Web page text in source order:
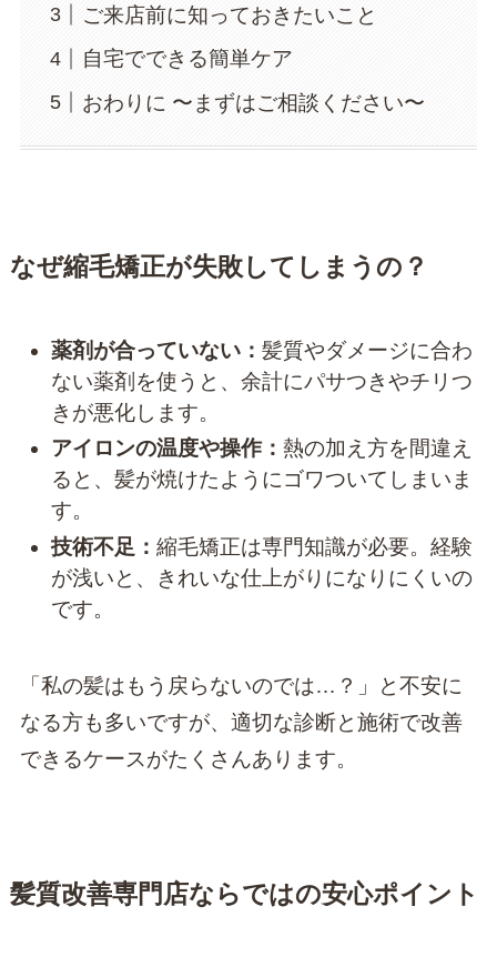
ご来店前に知っておきたいこと
自宅でできる簡単ケア
おわりに 〜まずはご相談ください〜
なぜ縮毛矯正が失敗してしまうの？
薬剤が合っていない：髪質やダメージに合わ
ない薬剤を使うと、余計にパサつきやチリつ
きが悪化します。
アイロンの温度や操作：熱の加え方を間違え
ると、髪が焼けたようにゴワついてしまいま
す。
技術不足：縮毛矯正は専門知識が必要。経験
が浅いと、きれいな仕上がりになりにくいの
です。
「私の髪はもう戻らないのでは…？」と不安に
なる方も多いですが、適切な診断と施術で改善
できるケースがたくさんあります。
髪質改善専門店ならではの安心ポイント